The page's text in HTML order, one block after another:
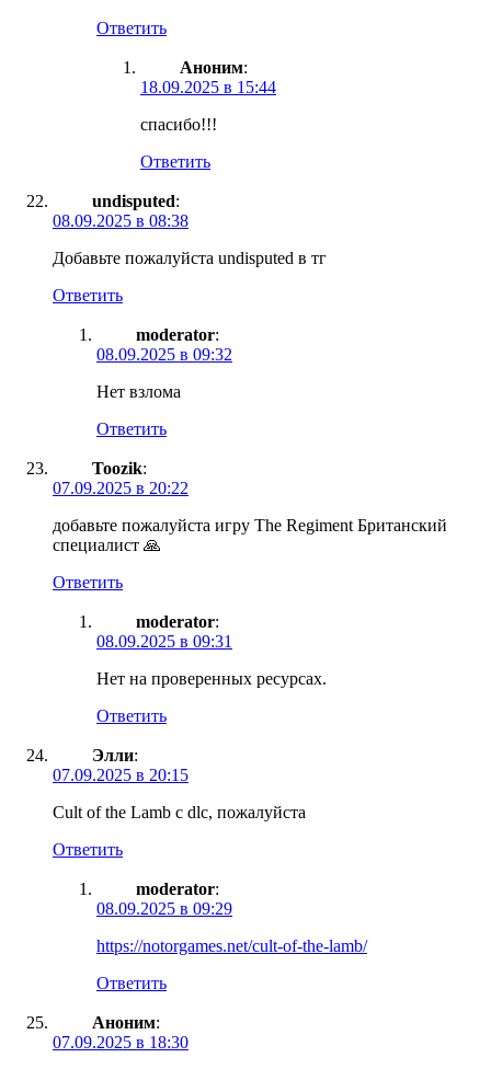
Ответить
Аноним:
18.09.2025 в 15:44
спасибо!!!
Ответить
undisputed:
08.09.2025 в 08:38
Добавьте пожалуйста undisputed в тг
Ответить
moderator:
08.09.2025 в 09:32
Нет взлома
Ответить
Toozik:
07.09.2025 в 20:22
добавьте пожалуйста игру The Regiment Британский
специалист 🙏
Ответить
moderator:
08.09.2025 в 09:31
Нет на проверенных ресурсах.
Ответить
Элли:
07.09.2025 в 20:15
Cult of the Lamb с dlc, пожалуйста
Ответить
moderator:
08.09.2025 в 09:29
https://notorgames.net/cult-of-the-lamb/
Ответить
Аноним:
07.09.2025 в 18:30